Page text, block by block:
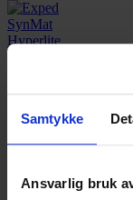
Samtykke
Ansvarlig bruk
75